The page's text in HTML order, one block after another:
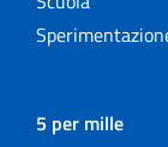
5 per mille